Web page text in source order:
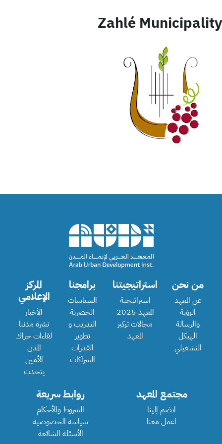
Zahlé Municipality
من نحن
عن المعهد
الرؤية
والرسالة
الهيكل
التشغيلي
استراتيجيتنا
استراتيجية
المعهد 2025
مجالات تركيز
المعهد
برامجنا
السياسات
الحضرية
التدريب و
تطوير
القدرات
الشراكات
المركز
الإعلامي
الأخبار
نشرة مدننا
لقاءات حراك
المدن
الأمين
يتحدث
مجتمع المعهد
انضم إلينا
اعمل معنا
روابط سريعة
الشروط والأحكام
سياسة الخصوصية
الأسئلة الشائعة